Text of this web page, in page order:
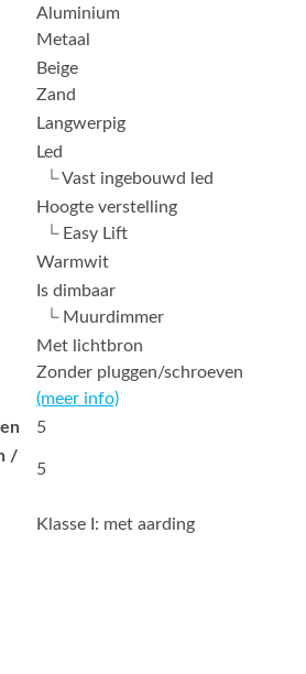
Aluminium
Metaal
Beige
Zand
Langwerpig
Led
└ Vast ingebouwd led
Hoogte verstelling
└ Easy Lift
Warmwit
Is dimbaar
└ Muurdimmer
Met lichtbron
Zonder pluggen/schroeven
(meer info)
5
/
5
Klasse I: met aarding